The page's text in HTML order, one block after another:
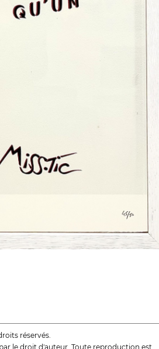
réservés.
le droit d'auteur. Toute reproduction est